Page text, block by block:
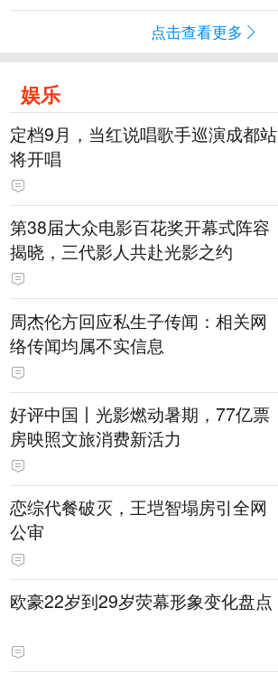
点击查看更多
娱乐
定档9月，当红说唱歌手巡演成都站
将开唱
第38届大众电影百花奖开幕式阵容
揭晓，三代影人共赴光影之约
周杰伦方回应私生子传闻：相关网
络传闻均属不实信息
好评中国丨光影燃动暑期，77亿票
房映照文旅消费新活力
恋综代餐破灭，王垲智塌房引全网
公审
欧豪22岁到29岁荧幕形象变化盘点